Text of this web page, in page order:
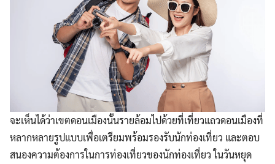
จะเห็นได้ว่าเขตดอนเมืองนั้นรายล้อมไปด้วยที่เที่ยวแถวดอนเมืองที่
หลากหลายรูปแบบเพื่อเตรียมพร้อมรองรับนักท่องเที่ยว และตอบ
สนองความต้องการในการท่องเที่ยวของนักท่องเที่ยว ในวันหยุด